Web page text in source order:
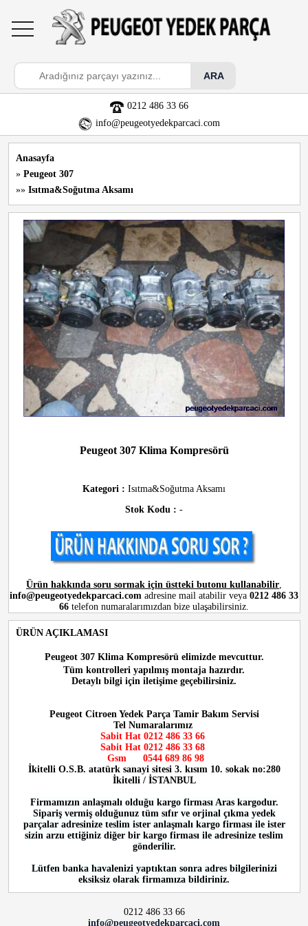
toggle
navigation
0212 486 33 66
info@peugeotyedekparcaci.com
Anasayfa
» Peugeot 307
»» Isıtma&Soğutma Aksamı
Peugeot 307 Klima Kompresörü
Kategori : Isıtma&Soğutma Aksamı
Stok Kodu : -
Ürün hakkında soru sormak için üstteki butonu kullanabilir
info@peugeotyedekparcaci.com adresine mail atabilir veya 0212 486 33
66 telefon numaralarımızdan bize ulaşabilirsiniz.
ÜRÜN AÇIKLAMASI
Peugeot 307 Klima Kompresörü elimizde mevcuttur.
Tüm kontrolleri yapılmış montaja hazırdır.
Detaylı bilgi için iletişime geçebilirsiniz.
Peugeot Citroen Yedek Parça Tamir Bakım Servisi
Tel Numaralarımız
Sabit Hat 0212 486 33 66
Sabit Hat 0212 486 33 68
Gsm 0544 689 86 98
İkitelli O.S.B. atatürk sanayi sitesi 3. kısım 10. sokak no:280
İkitelli / İSTANBUL
Firmamızın anlaşmalı olduğu kargo firması Aras kargodur.
Sipariş vermiş olduğunuz tüm sıfır ve orjinal çıkma yedek
parçalar adresinize teslim ister anlaşmalı kargo firması ile ister
sizin arzu ettiğiniz diğer bir kargo firması ile adresinize teslim
gönderilir.
Lütfen banka havalenizi yaptıktan sonra adres bilgilerinizi
eksiksiz olarak firmamıza bildiriniz.
0212 486 33 66
info@peugeotyedekparcaci.com